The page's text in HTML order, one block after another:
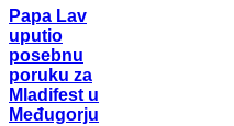
Papa Lav
uputio
posebnu
poruku za
Mladifest u
Međugorju